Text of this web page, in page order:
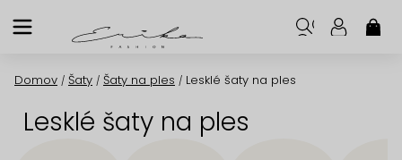
na
Domov / Šaty / Šaty na ples / Lesklé šaty na ples
Lesklé šaty na ples